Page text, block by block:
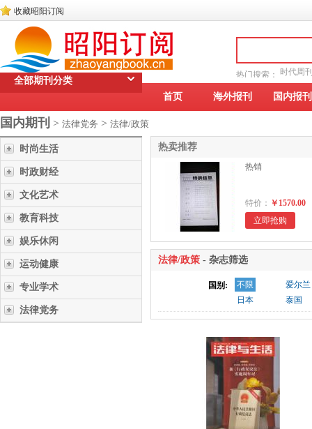
收藏昭阳订阅
热门搜索： 时代周
读者文摘
全部期刊分类
首页
海外报刊 国内报刊
国内期刊 > 法律党务 > 法律/政策
时尚生活
时政财经
文化艺术
教育科技
娱乐休闲
运动健康
专业学术
法律党务
热卖推荐
热销
特价： ￥1570.00
立即抢购
法律/政策 - 杂志筛选
国别: 不限
爱尔兰
日本
泰国